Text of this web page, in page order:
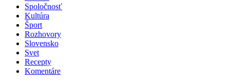
Spoločnosť
Kultúra
Šport
Rozhovory
Slovensko
Svet
Recepty
Komentáre